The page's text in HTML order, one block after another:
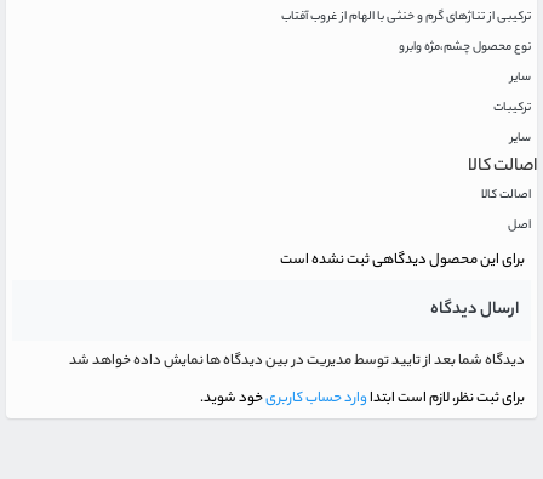
ترکیبی از تناژهای گرم و خنثی با الهام از غروب آفتاب
نوع محصول چشم،مژه وابرو
سایر
ترکیبات
سایر
اصالت کالا
اصالت کالا
اصل
برای این محصول دیدگاهی ثبت نشده است
ارسال دیدگاه
دیدگاه شما بعد از تایید توسط مدیریت در بین دیدگاه ها نمایش داده خواهد شد
برای ثبت نظر، لازم است ابتداوارد حساب کاربریخود شوید.